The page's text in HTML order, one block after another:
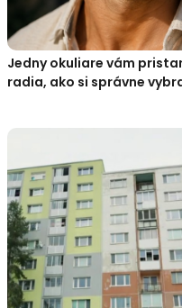
Jedny okuliare vám
radia, ako si správne